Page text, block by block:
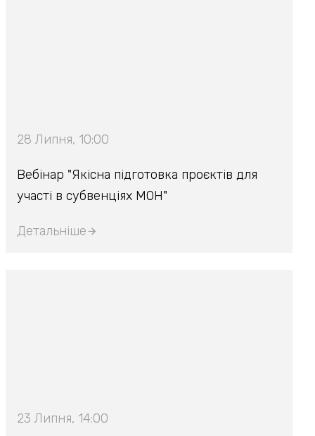
28 Липня, 10:00
Вебінар "Якісна підготовка проєктів для
участі в субвенціях МОН"
Детальніше
23 Липня, 14:00